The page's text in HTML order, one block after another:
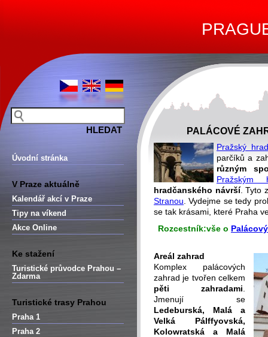
Úvodní stránka
V Praze aktuálně
Kalendář akcí v Praze
Tipy na víkend
Akce Online
Ke stažení
Turistické průvodce Prahou –
Zdarma
Turistické trasy Prahou
Praha 1
Praha 2
PALÁCOVÉ
Pražský hrad
parčíků a
různým
Pražským
hradčanského návrší. Tyto
Stranou . Vydejme se tedy
se tak krásami, které Praha
Rozcestník:vše o
Areál zahrad
Komplex palácových
zahrad je tvořen celkem
pěti zahradami
Jmenují se
Ledeburská, Malá a
Velká Pálffyovská,
Kolowratská a Malá